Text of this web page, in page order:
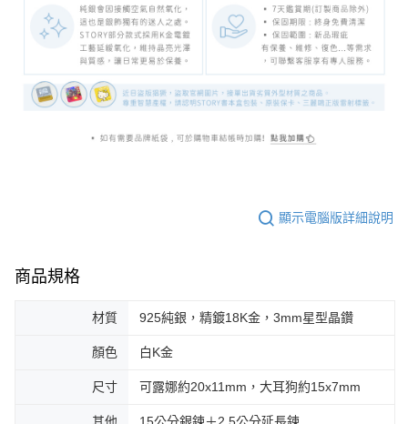
顯示電腦版詳細說明
商品規格
材質 925純銀，精鍍18K金，3mm星型晶鑽
顏色 白K金
尺寸 可露娜約20x11mm，大耳狗約15x7mm